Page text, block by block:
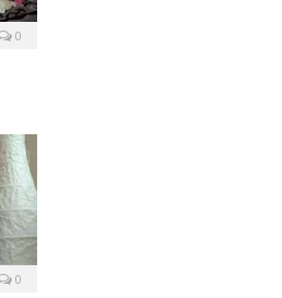
0
0